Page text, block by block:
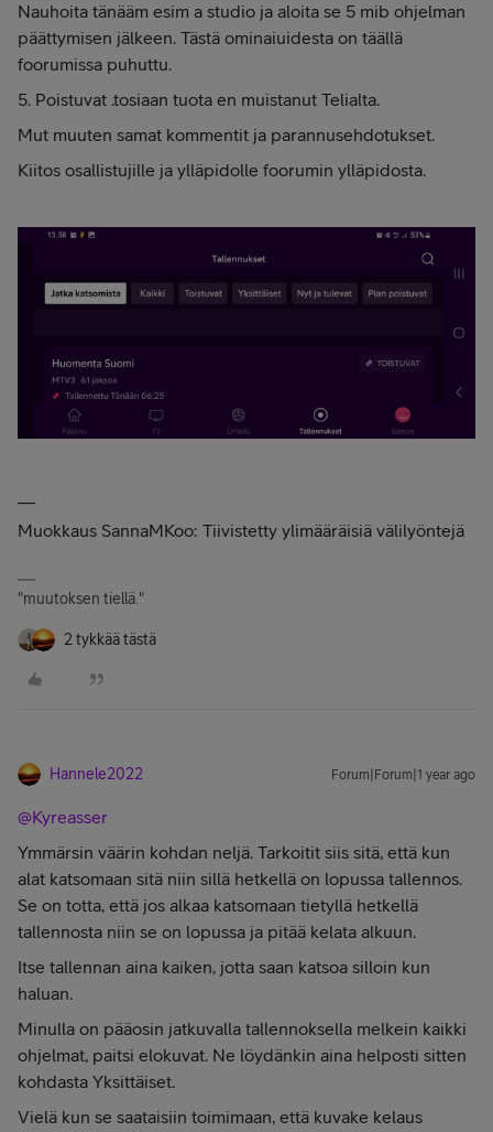
Nauhoita tänääm esim a studio ja aloita se 5 mib ohjelman
päättymisen jälkeen. Tästä ominaiuidesta on täällä
foorumissa puhuttu.
5. Poistuvat .tosiaan tuota en muistanut Telialta.
Mut muuten samat kommentit ja parannusehdotukset.
Kiitos osallistujille ja ylläpidolle foorumin ylläpidosta.
Muokkaus SannaMKoo: Tiivistetty ylimääräisiä välilyöntejä
"muutoksen tiellä."
2 tykkää tästä
Hannele2022 Forum|Forum|1 year ago
@Kyreasser
Ymmärsin väärin kohdan neljä. Tarkoitit siis sitä, että kun
alat katsomaan sitä niin sillä hetkellä on lopussa tallennos.
Se on totta, että jos alkaa katsomaan tietyllä hetkellä
tallennosta niin se on lopussa ja pitää kelata alkuun.
Itse tallennan aina kaiken, jotta saan katsoa silloin kun
haluan.
Minulla on pääosin jatkuvalla tallennoksella melkein kaikki
ohjelmat, paitsi elokuvat. Ne löydänkin aina helposti sitten
kohdasta Yksittäiset.
Vielä kun se saataisiin toimimaan, että kuvake kelaus